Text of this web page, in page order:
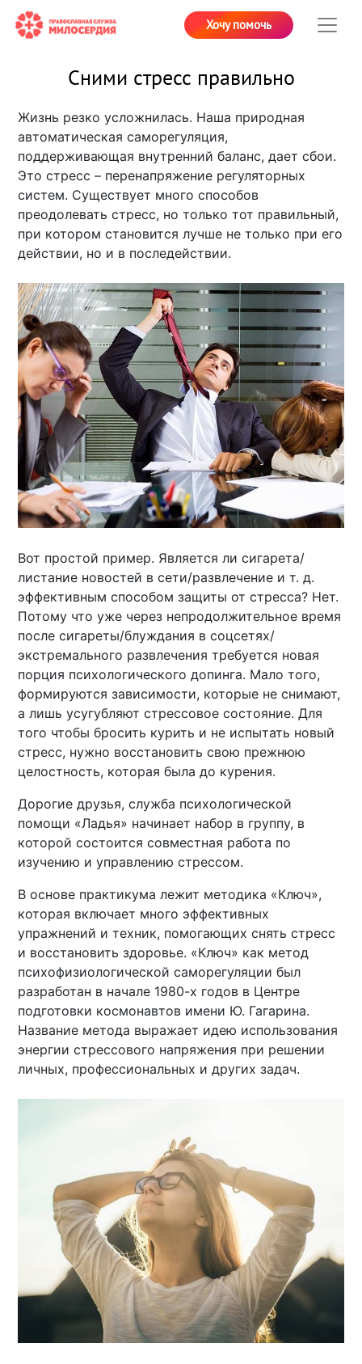
Хочу помочь
Сними стресс правильно
Жизнь резко усложнилась. Наша природная
автоматическая саморегуляция,
поддерживающая внутренний баланс, дает сбои.
Это стресс – перенапряжение регуляторных
систем. Существует много способов
преодолевать стресс, но только тот правильный,
при котором становится лучше не только при его
действии, но и в последействии.
Вот простой пример. Является ли сигарета/
листание новостей в сети/развлечение и т. д.
эффективным способом защиты от стресса? Нет.
Потому что уже через непродолжительное время
после сигареты/блуждания в соцсетях/
экстремального развлечения требуется новая
порция психологического допинга. Мало того,
формируются зависимости, которые не снимают,
а лишь усугубляют стрессовое состояние. Для
того чтобы бросить курить и не испытать новый
стресс, нужно восстановить свою прежнюю
целостность, которая была до курения.
Дорогие друзья, служба психологической
помощи «Ладья» начинает набор в группу, в
которой состоится совместная работа по
изучению и управлению стрессом.
В основе практикума лежит методика «Ключ»,
которая включает много эффективных
упражнений и техник, помогающих снять стресс
и восстановить здоровье. «Ключ» как метод
психофизиологической саморегуляции был
разработан в начале 1980-х годов в Центре
подготовки космонавтов имени Ю. Гагарина.
Название метода выражает идею использования
энергии стрессового напряжения при решении
личных, профессиональных и других задач.